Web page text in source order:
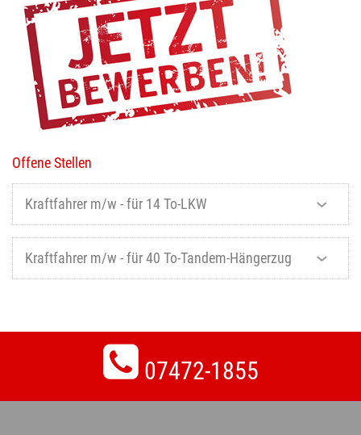
Offene Stellen
Kraftfahrer m/w - für 14 To-LKW
Kraftfahrer m/w - für 40 To-Tandem-Hängerzug
07472-1855